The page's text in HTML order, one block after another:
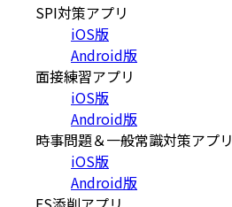
SPI対策アプリ
iOS版
Android版
面接練習アプリ
iOS版
Android版
時事問題＆一般常識対策アプリ
iOS版
Android版